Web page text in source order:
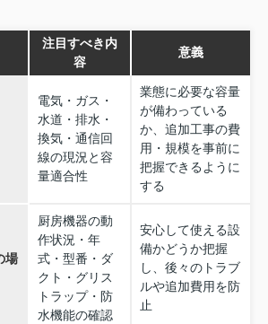
注目すべき内
容
意義
電気・ガス・
水道・排水・
換気・通信回
線の現況と容
量適合性
業態に必要な容量
が備わっている
か、追加工事の費
用・規模を事前に
把握できるように
する
場
厨房機器の動
作状況・年
式・型番・ダ
クト・グリス
トラップ・防
水機能の確認
安心して使える設
備かどうか把握
し、後々のトラブ
ルや追加費用を防
止